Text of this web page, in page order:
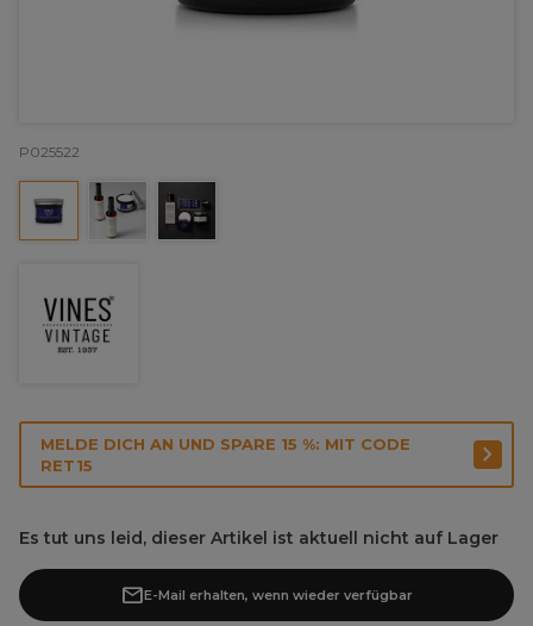
P025522
MELDE DICH AN UND SPARE 15 %: MIT CODE
RET15
Es tut uns leid, dieser Artikel ist aktuell nicht auf Lager
E-Mail erhalten, wenn wieder verfügbar